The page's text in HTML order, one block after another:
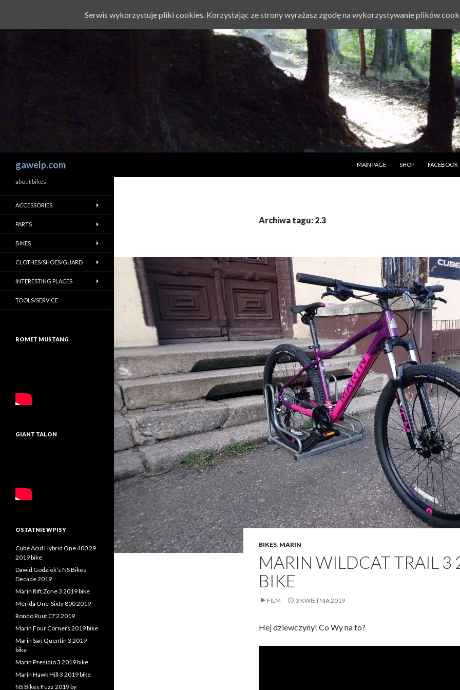
gawelp.com
MAIN PAGE
SHOP FACEBOOK
Archiwa tagu: 2.3
BIKES, MARIN
MARIN WILDCAT TRAIL 3
BIKE
FILM 3 KWIETNIA 2019
Hej dziewczyny! Co Wy na to?
about bikes
ACCESSORIES
PARTS
BIKES
CLOTHES/SHOES/GUARD
INTERESTING PLACES
TOOLS/SERVICE
ROMET MUSTANG
GIANT TALON
OSTATNIE WPISY
Cube Acid Hybrid One 400 29
2019 bike
Dawid Godziek’s NS Bikes
Decade 2019
Marin Rift Zone 3 2019 bike
Merida One-Sixty 800 2019
Rondo Ruut CF2 2019
Marin Four Corners 2019 bike
Marin San Quentin 3 2019
bike
Marin Presidio 3 2019 bike
Marin Hawk Hill 3 2019 bike
NS Bikes Fuzz 2019 by
Serwis wykorzystuje pliki cookies. Korzystając ze strony wyrażasz zgodę na wykorzystywanie plików